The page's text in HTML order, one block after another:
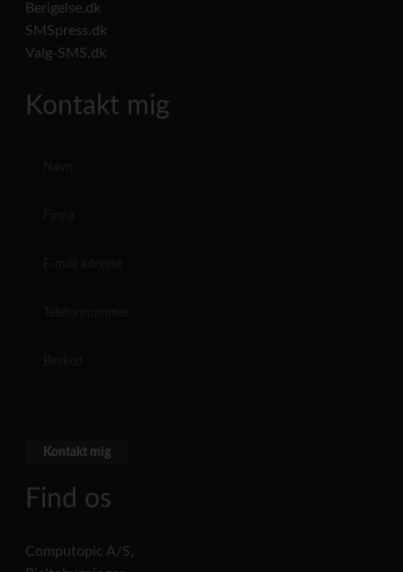
Berigelse.dk
SMSpress.dk
Valg-SMS.dk
Kontakt mig
Find os
Computopic A/S,